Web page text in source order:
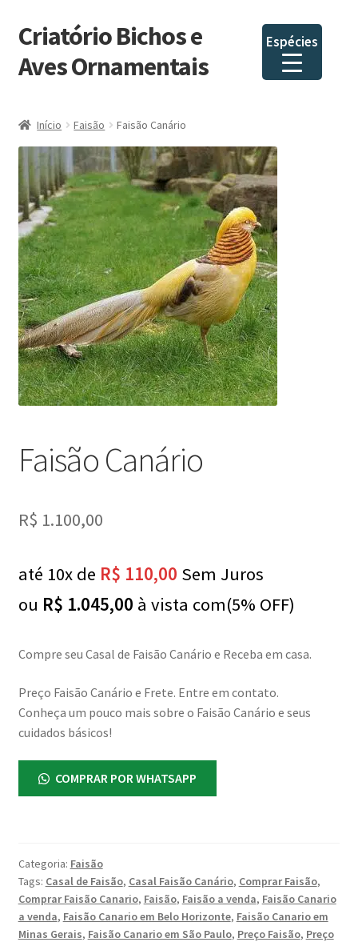
Espécies
Pular
para
navegação
Pular
para
o
Criatório Bichos e
Aves Ornamentais
Início Faisão Faisão Canário
Faisão Canário
R$ 1.100,00
até 10x de R$ 110,00 Sem Juros
ou R$ 1.045,00 à vista com(5% OFF)
Compre seu Casal de Faisão Canário e Receba em casa.
Preço Faisão Canário e Frete. Entre em contato.
Conheça um pouco mais sobre o Faisão Canário e seus
cuidados básicos!
COMPRAR POR WHATSAPP
Categoria: Faisão
Tags: Casal de Faisão, Casal Faisão Canário, Comprar Faisão,
Comprar Faisão Canario, Faisão, Faisão a venda, Faisão Canario
a venda, Faisão Canario em Belo Horizonte, Faisão Canario em
Minas Gerais, Faisão Canario em São Paulo, Preço Faisão, Preço